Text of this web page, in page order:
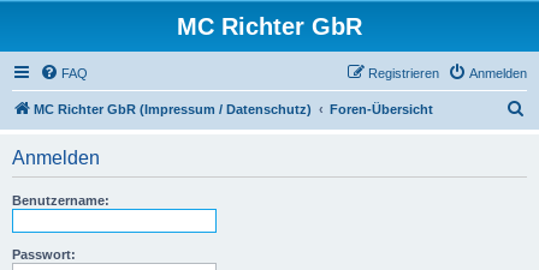
MC Richter GbR
FAQ Anmelden
Registrieren
MC Richter GbR (Impressum / Datenschutz) Foren-Übersicht
Anmelden
Benutzername:
Passwort: